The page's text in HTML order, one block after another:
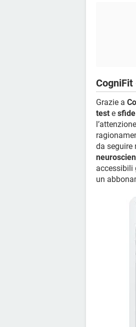
Grazie a
test e
da seguire
accessibili
un